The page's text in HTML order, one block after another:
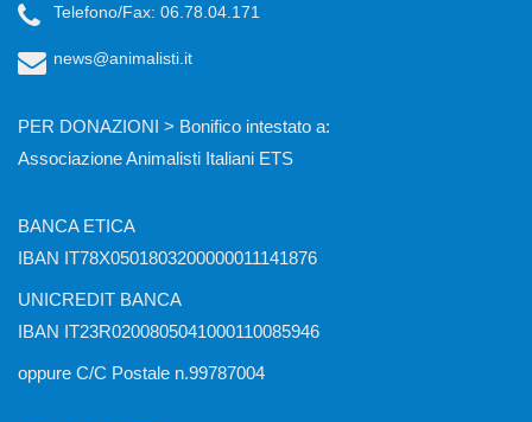
Telefono/Fax: 06.78.04.171
news@animalisti.it
PER DONAZIONI > Bonifico intestato a:
Associazione Animalisti Italiani ETS
BANCA ETICA
IBAN IT78X0501803200000011141876
UNICREDIT BANCA
IBAN IT23R0200805041000110085946
oppure C/C Postale n.99787004